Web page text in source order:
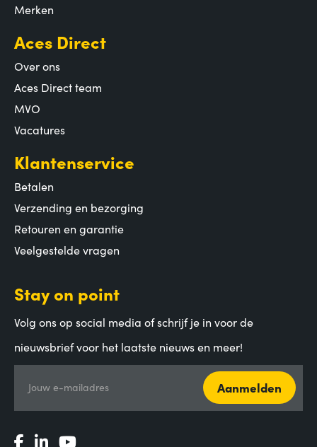
Merken
Aces Direct
Over ons
Aces Direct team
MVO
Vacatures
Klantenservice
Betalen
Verzending en bezorging
Retouren en garantie
Veelgestelde vragen
Stay on point
Volg ons op social media of schrijf je in voor de
nieuwsbrief voor het laatste nieuws en meer!
Jouw e-mailadres Aanmelden